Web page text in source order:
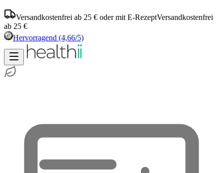
Versandkostenfrei ab 25 € oder mit E-RezeptVersandkostenfrei
ab 25 €
Hervorragend (4,66/5)